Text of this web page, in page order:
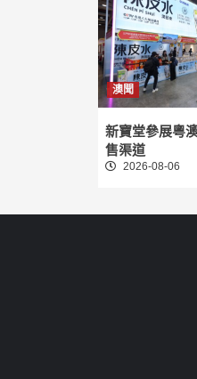
澳聞
新寶堂參展粵
售渠道
2026-08-06